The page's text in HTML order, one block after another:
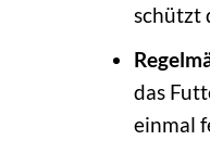
schützt
das
einmal